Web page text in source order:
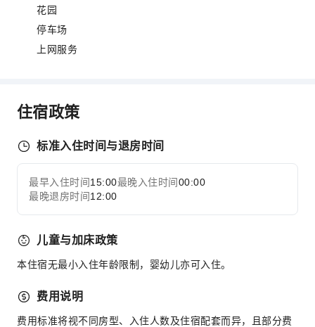
花园
停车场
上网服务
住宿政策
标准入住时间与退房时间
最早入住时间15:00最晚入住时间00:00
最晚退房时间12:00
儿童与加床政策
本住宿无最小入住年龄限制，婴幼儿亦可入住。
费用说明
费用标准将视不同房型、入住人数及住宿配套而异，且部分费